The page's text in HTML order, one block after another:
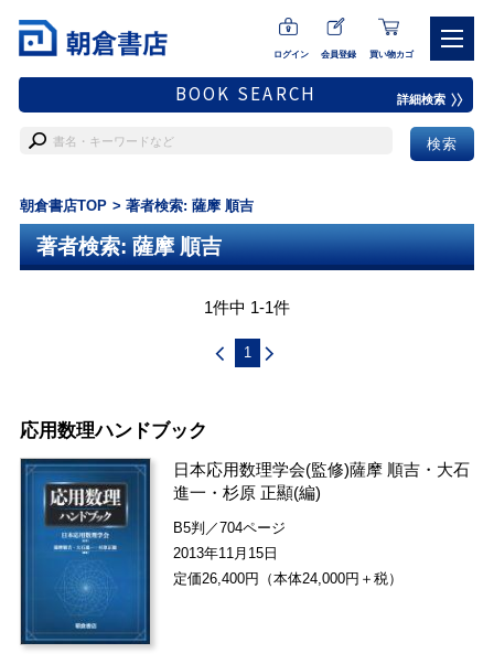
ログイン 会員登録 買い物カゴ
BOOK SEARCH 詳細検索
朝倉書店TOP 著者検索: 薩摩 順吉
著者検索: 薩摩 順吉
1件中 1-1件
1
応用数理ハンドブック
日本応用数理学会(監修)薩摩 順吉 ・ 大石
進一 ・杉原 正顯(編)
B5判／704ページ
2013年11月15日
定価26,400円（本体24,000円＋税）